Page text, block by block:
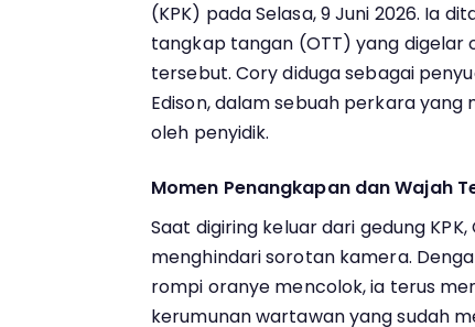
(KPK) pada Selasa, 9 Juni 2026. Ia
tangkap tangan (OTT) yang digelar
tersebut. Cory diduga sebagai
Edison, dalam sebuah perkara
oleh penyidik.
Momen Penangkapan dan Wajah
Saat digiring keluar dari gedung
menghindari sorotan kamera.
rompi oranye mencolok, ia terus
kerumunan wartawan yang sudah